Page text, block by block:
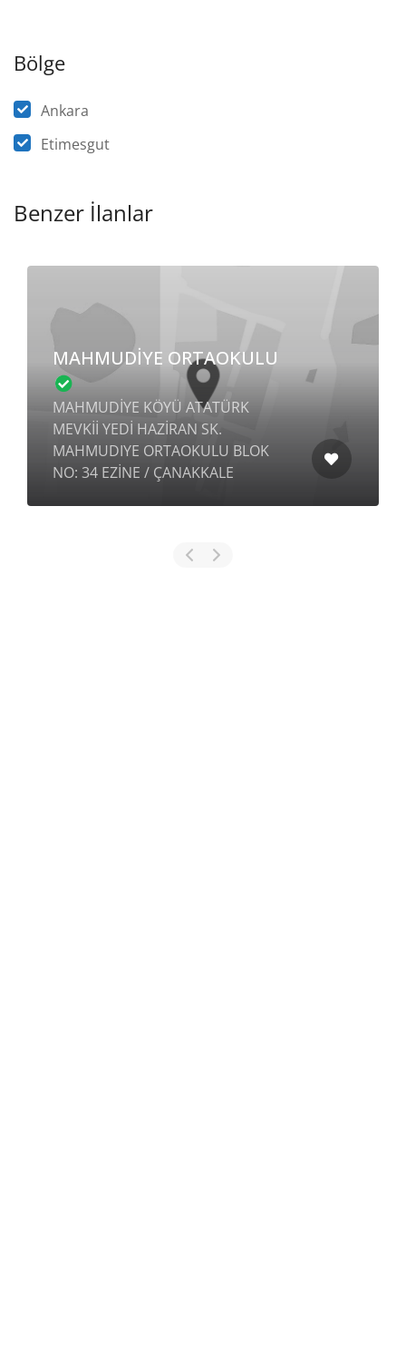
Bölge
Ankara
Etimesgut
Benzer İlanlar
MAHMUDİYE ORTAOKULU
MAHMUDİYE KÖYÜ ATATÜRK
MEVKİİ YEDİ HAZİRAN SK.
MAHMUDIYE ORTAOKULU BLOK
NO: 34 EZİNE / ÇANAKKALE